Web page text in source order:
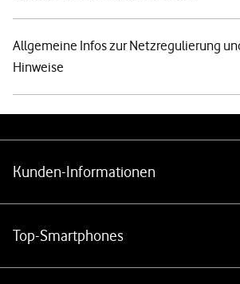
Allgemeine Infos zur Netzregulierung
Hinweise
Kunden-Informationen
Top-Smartphones